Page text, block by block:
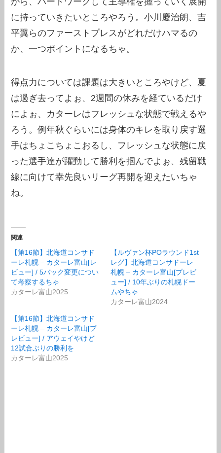
に持っていきたいところやろう。小川慶治朗、吉
平翼らのファーストプレスがどれだけハマるの
か、一つポイントになるちゃ。
得点力については課題は大きいところやけど、夏
は過ぎ去ってよぉ、2週間の休みを経ているだけ
によぉ、カターレはフレッシュな状態で戦えるや
ろう。例年秋ぐらいには身体のキレを取り戻す選
手はちょこちょこおるし、フレッシュな状態に戻
った選手達が躍動して勝利を掴んでよぉ、残留戦
線に向けて幸先良いリーグ再開を迎えたいちゃ
ね。
関連
【第16節】北海道コンサド
ーレ札幌 – カターレ富山[レ
ビュー] / 5バック変更につい
て考察するちゃ
カターレ富山2025
【ルヴァン杯POラウンド1st
レグ】北海道コンサドーレ
札幌 – カターレ富山[プレビ
ュー] / 10年ぶりの札幌ドー
ムやちゃ
カターレ富山2024
【第16節】北海道コンサド
ーレ札幌 – カターレ富山[プ
レビュー] / アウェイやけど
12試合ぶりの勝利を
カターレ富山2025